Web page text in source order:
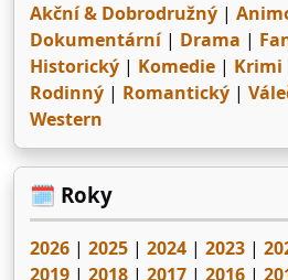
Akční & Dobrodružný |
Dokumentární| Drama |
Historický | Komedie | Krimi
Rodinný | Romantický |
Western
🗓️ Roky
2026 | 2025 | 2024 | 2023 |
2019 | 2018 | 2017 | 2016 |